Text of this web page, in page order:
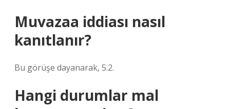
Muvazaa iddiası nasıl
kanıtlanır?
Bu görüşe dayanarak, 5.2.
Hangi durumlar mal